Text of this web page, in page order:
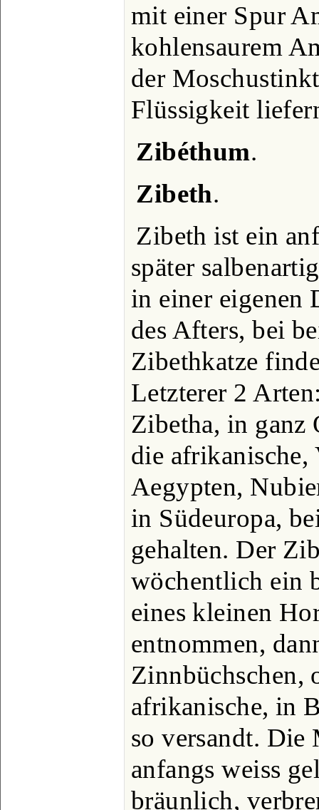
mit einer Spur
kohlensaurem
der
Flüssigkeit
Zibéthum.
Zibeth.
Zibeth ist ein
später
in einer eigenen
des Afters, bei
Zibethkatze
Letzterer 2
Zibetha, in ganz
die
Aegypten,
in Südeuropa,
gehalten. Der
wöchentlich ein
eines kleinen
entnommen,
Zinnbüchschen,
afrikanische, in
so versandt. Die
anfangs weiss
bräunlich,